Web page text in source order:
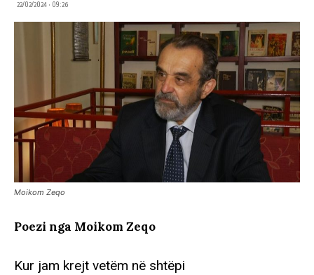
22/02/2024 • 09:26
Moikom Zeqo
Poezi nga Moikom Zeqo
Kur jam krejt vetëm në shtëpi